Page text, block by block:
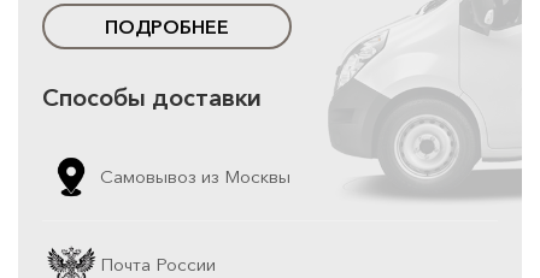
ПОДРОБНЕЕ
Способы доставки
Самовывоз из Москвы
Почта России